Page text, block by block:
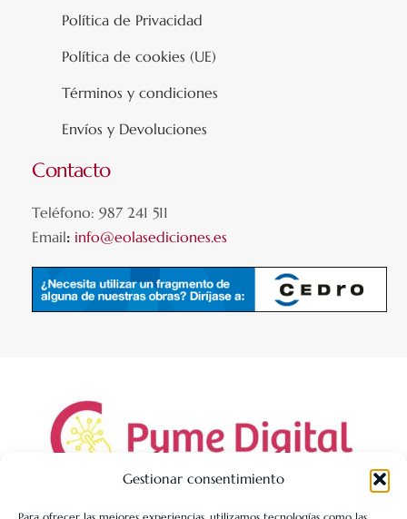
Gestionar consentimiento
Política de Privacidad
Política de cookies (UE)
Términos y condiciones
Envíos y Devoluciones
Contacto
Teléfono: 987 241 511
Email: info@eolasediciones.es